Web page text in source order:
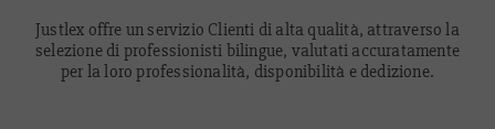
Justlex offre un servizio Clienti di alta qualità, attraverso la
selezione di professionisti bilingue, valutati accuratamente
per la loro professionalità, disponibilità e dedizione.